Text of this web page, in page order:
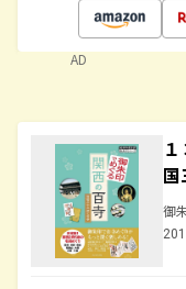
AD
御